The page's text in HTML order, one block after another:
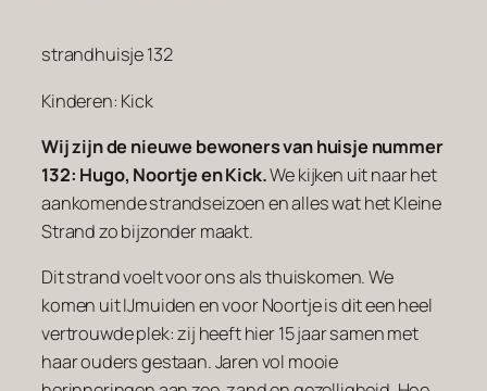
strandhuisje 132
Kinderen: Kick
Wij zijn de nieuwe bewoners van huisje nummer
132: Hugo, Noortje en Kick.We kijken uit naar het
aankomende strandseizoen en alles wat het Kleine
Strand zo bijzonder maakt.
Dit strand voelt voor ons als thuiskomen. We
komen uit IJmuiden en voor Noortje is dit een heel
vertrouwde plek: zij heeft hier 15 jaar samen met
haar ouders gestaan. Jaren vol mooie